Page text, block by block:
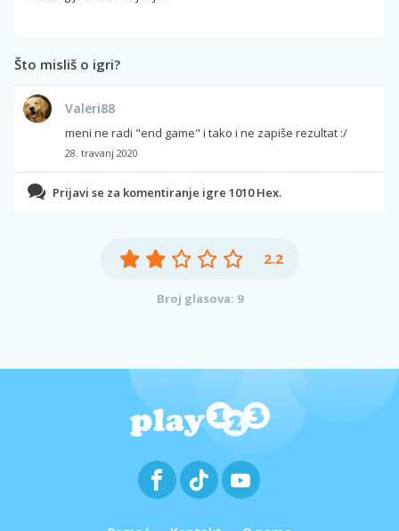
Što misliš o igri?
Valeri88
meni ne radi "end game" i tako i ne zapiše rezultat :/
28. travanj 2020
Prijavi se za komentiranje igre 1010 Hex.
2.2
Broj glasova: 9